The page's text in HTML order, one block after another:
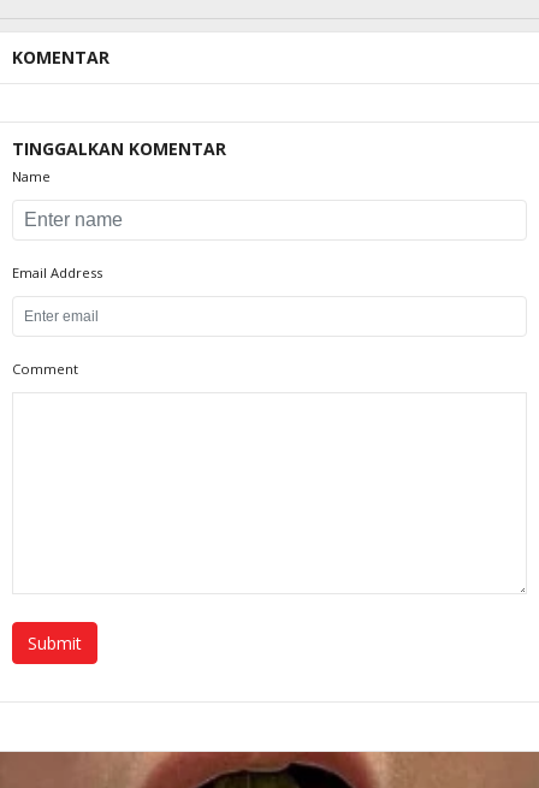
KOMENTAR
TINGGALKAN KOMENTAR
Name
Email Address
Comment